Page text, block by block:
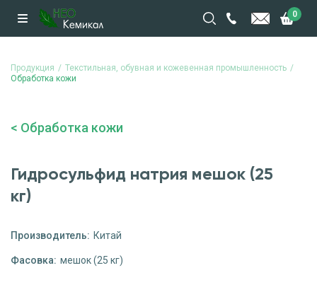
0
Продукция
Текстильная, обувная и кожевенная промышленность
Обработка кожи
Обработка кожи
Гидросульфид натрия мешок (25
кг)
Производитель: Китай
Фасовка: мешок (25 кг)